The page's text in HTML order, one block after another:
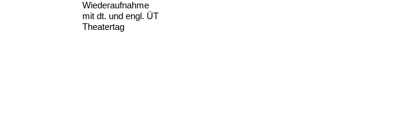
Wiederaufnahme
mit dt. und engl. ÜT
Theatertag